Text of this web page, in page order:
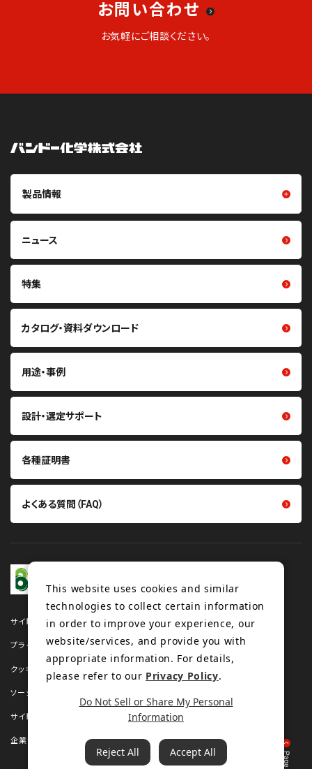
お問い合わせ
お気軽にご相談ください。
サイトマップ
プライバシーポリシー
クッキーポリシー
ソーシャルメディアポリシー
サイトのご利用について
企業サイト
製品情報
摩擦伝動ベルト（Vベルト・平ベ
ト・プーリ）
重量物搬送用コンベヤベルト・
張力計・センサ
フイルム・シート
クリーン化製品
熱マネジメント関連製品
その他製品
ニュース
特集
カタログ・資料ダウンロード
用途・事例
設計・選定サポート
各種証明書
よくある質問（FAQ）
This website uses cookies and similar
technologies to collect certain information
in order to improve your experience, our
website/services, and provide you with
appropriate information. For details,
please refer to our Privacy Policy.
Do Not Sell or Share My Personal
Information
Reject All Accept All